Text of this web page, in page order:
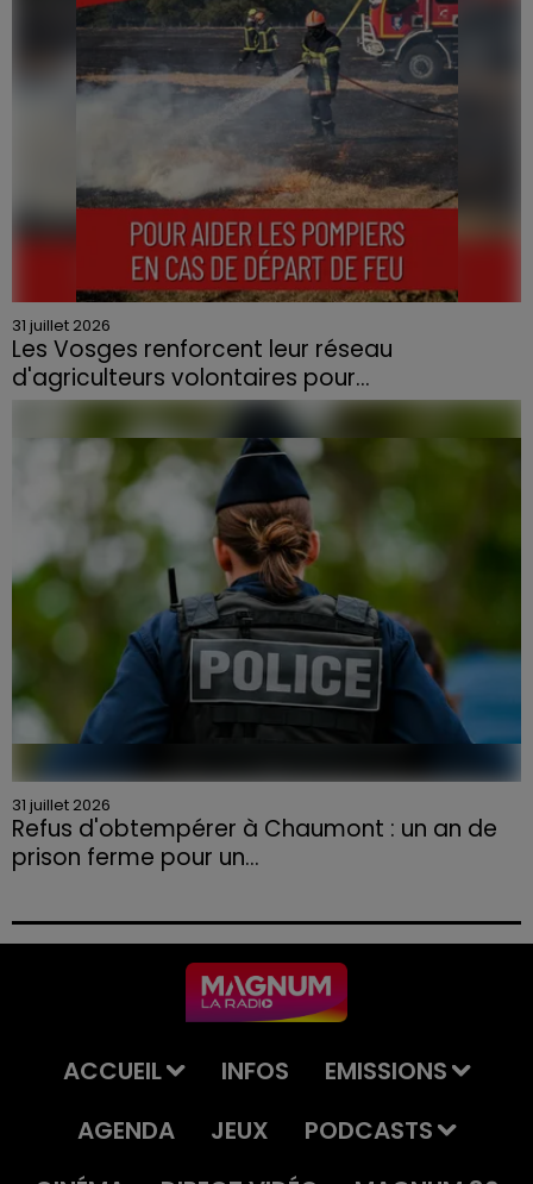
31 juillet 2026
Les Vosges renforcent leur réseau
d'agriculteurs volontaires pour...
Face à la sécheresse et aux risques de départs de feu,
la Chambre d'agriculture des Vosges a lancé un appel
aux agriculteurs volontaires pour venir en aide...
31 juillet 2026
Refus d'obtempérer à Chaumont : un an de
prison ferme pour un...
permis et la confiscation de son véhicule.
ACCUEIL INFOS
EMISSIONS
AGENDA
JEUX
PODCASTS